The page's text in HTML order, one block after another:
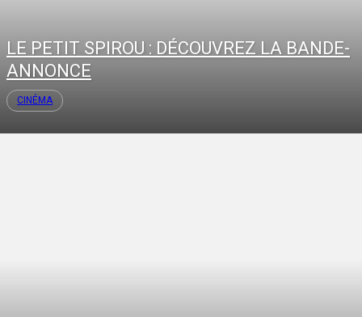
LE PETIT SPIROU : DÉCOUVREZ LA BANDE-
ANNONCE
CINÉMA